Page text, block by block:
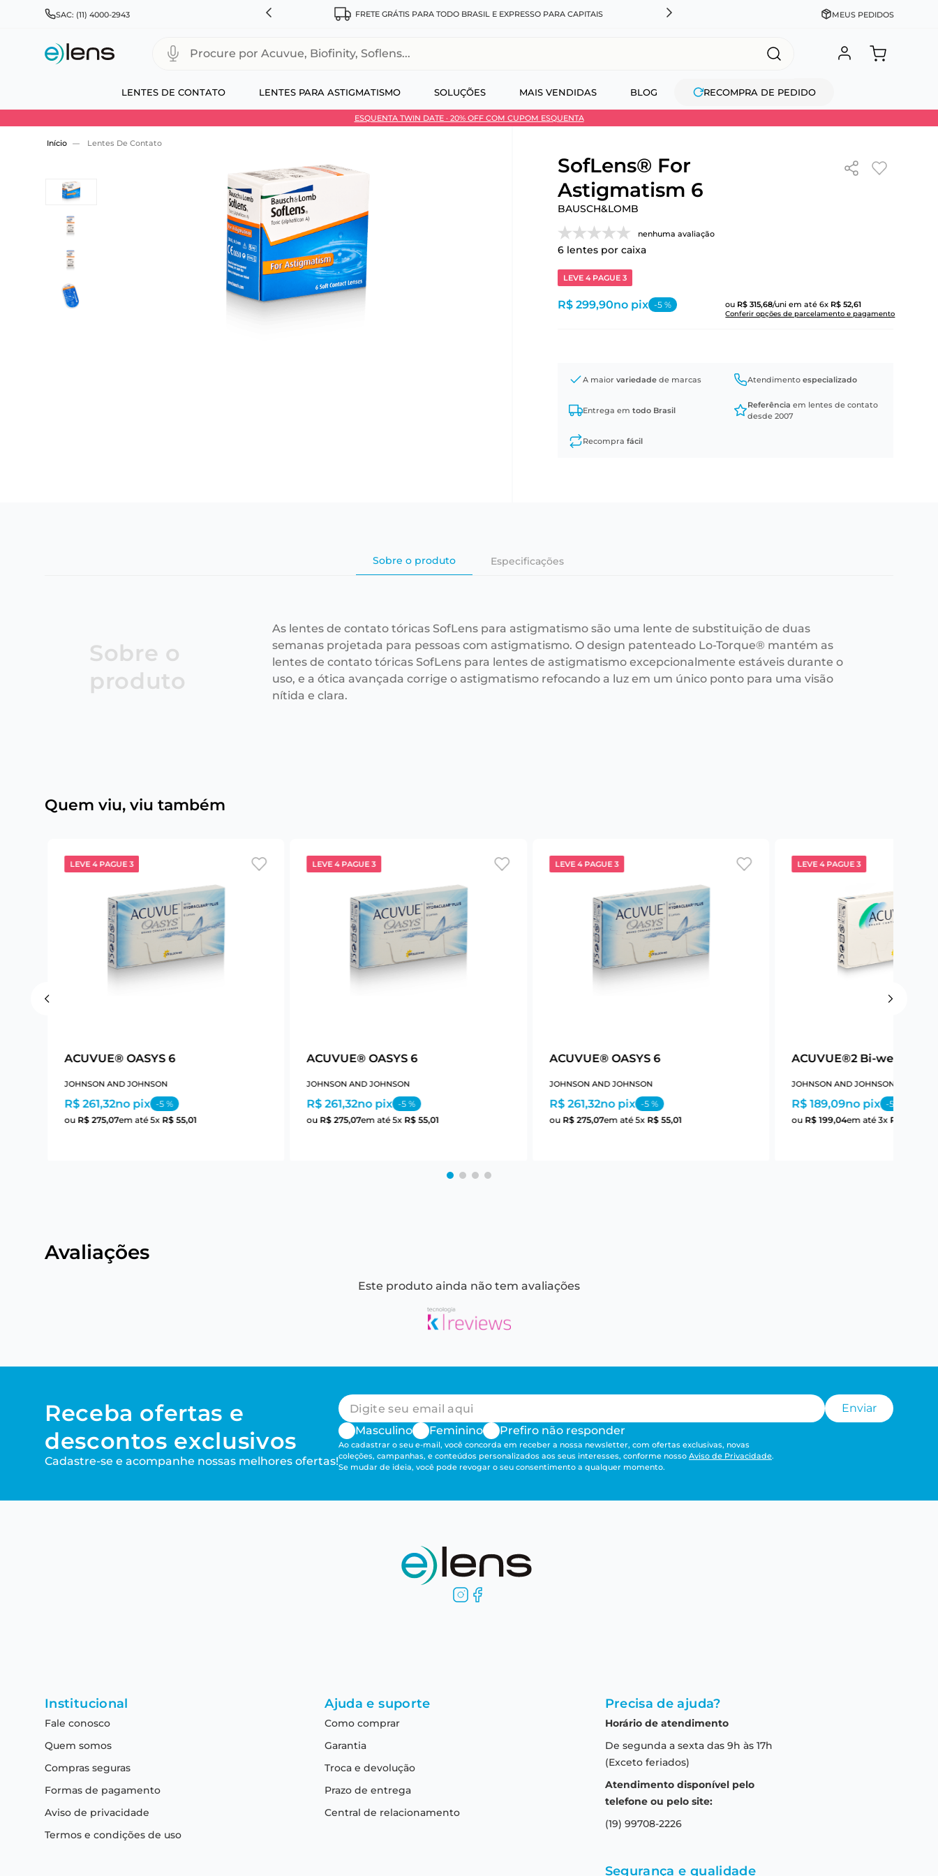
SAC: (11) 4000-2943
& JOHNSON, ALCON, BAUSCH+LOMB E COOPERVISION FRETE GRÁTIS PARA TODO BRASIL E EXPRESSO PARA CAPITAIS CADASTRE-SE GANHE 10% NA PRIMEIRA COMPRA +
MEUS PEDIDOS
LENTES DE CONTATO LENTES PARA ASTIGMATISMO SOLUÇÕES MAIS VENDIDAS BLOG RECOMPRA DE PEDIDO
Procure por Acuvue, Biofinity, Soflens...
ESQUENTA TWIN DATE · 20% OFF COM CUPOM ESQUENTA
Use 30HOJE e ganhe 30% OFF + economia extra no Pix
Lentes De Contato
SofLens® For
Astigmatism 6
BAUSCH&LOMB
nenhuma avaliação
6lentes por caixa
LEVE 4 PAGUE 3
ou R$ 315,68/uni em até6x R$ 52,61
Conferir opções de parcelamento e pagamento
R$ 299,90no pix -5%
A maior variedadede marcas Atendimentoespecializado
Entrega em todo Brasil
Referência em lentes de contato
desde 2007
Recompra fácil
Sobre o produto Especificações
Sobre o
produto
As lentes de contato tóricas SofLens para astigmatismo são uma lente de substituição de duas
semanas projetada para pessoas com astigmatismo. O design patenteado Lo-Torque® mantém as
lentes de contato tóricas SofLens para lentes de astigmatismo excepcionalmente estáveis durante o
uso, e a ótica avançada corrige o astigmatismo refocando a luz em um único ponto para uma visão
nítida e clara.
Quem viu, viu também
LEVE 4 PAGUE 3
ACUVUE® OASYS 6
JOHNSON AND JOHNSON
R$ 261,32no pix -5%
ou R$ 275,07em até5x R$ 55,01
LEVE 4 PAGUE 3
ACUVUE® OASYS 6
JOHNSON AND JOHNSON
R$ 261,32no pix -5 %
ou R$ 275,07em até5x R$ 55,01
LEVE 4 PAGUE 3
ACUVUE® OASYS 6
JOHNSON AND JOHNSON
R$ 261,32no pix -5%
ou R$ 275,07em até5x R$ 55,01
LEVE 4 PAGUE 3
ACUVUE®2 Bi-weekly 6
JOHNSON AND JOHNSON
R$ 189,09no pix -5
ou R$ 199,04em até3x R$
Avaliações
Este produto ainda não tem avaliações
Receba ofertas e
descontos exclusivos
Cadastre-se e acompanhe nossas melhores ofertas!
Enviar
Masculino
Feminino Prefiro não responder
Ao cadastrar o seu e-mail, você concorda em receber a nossa newsletter, com ofertas exclusivas, novas
coleções, campanhas, e conteúdos personalizados aos seus interesses, conforme nosso Aviso de Privacidade.
Se mudar de ideia, você pode revogar o seu consentimento a qualquer momento.
Institucional
Fale conosco
Quem somos
Compras seguras
Formas de pagamento
Aviso de privacidade
Termos e condições de uso
Ajuda e suporte
Como comprar
Garantia
Troca e devolução
Prazo de entrega
Central de relacionamento
Precisa de ajuda?
Horário de atendimento
De segunda a sexta das 9h às 17h
(Exceto feriados)
Atendimento disponível pelo
telefone ou pelo site:
(19) 99708-2226
Segurança e qualidade